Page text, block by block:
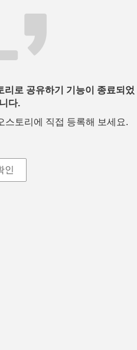
로 공유하기 기능이 종료되었
다.
스토리에 직접 등록해 보세요.
인